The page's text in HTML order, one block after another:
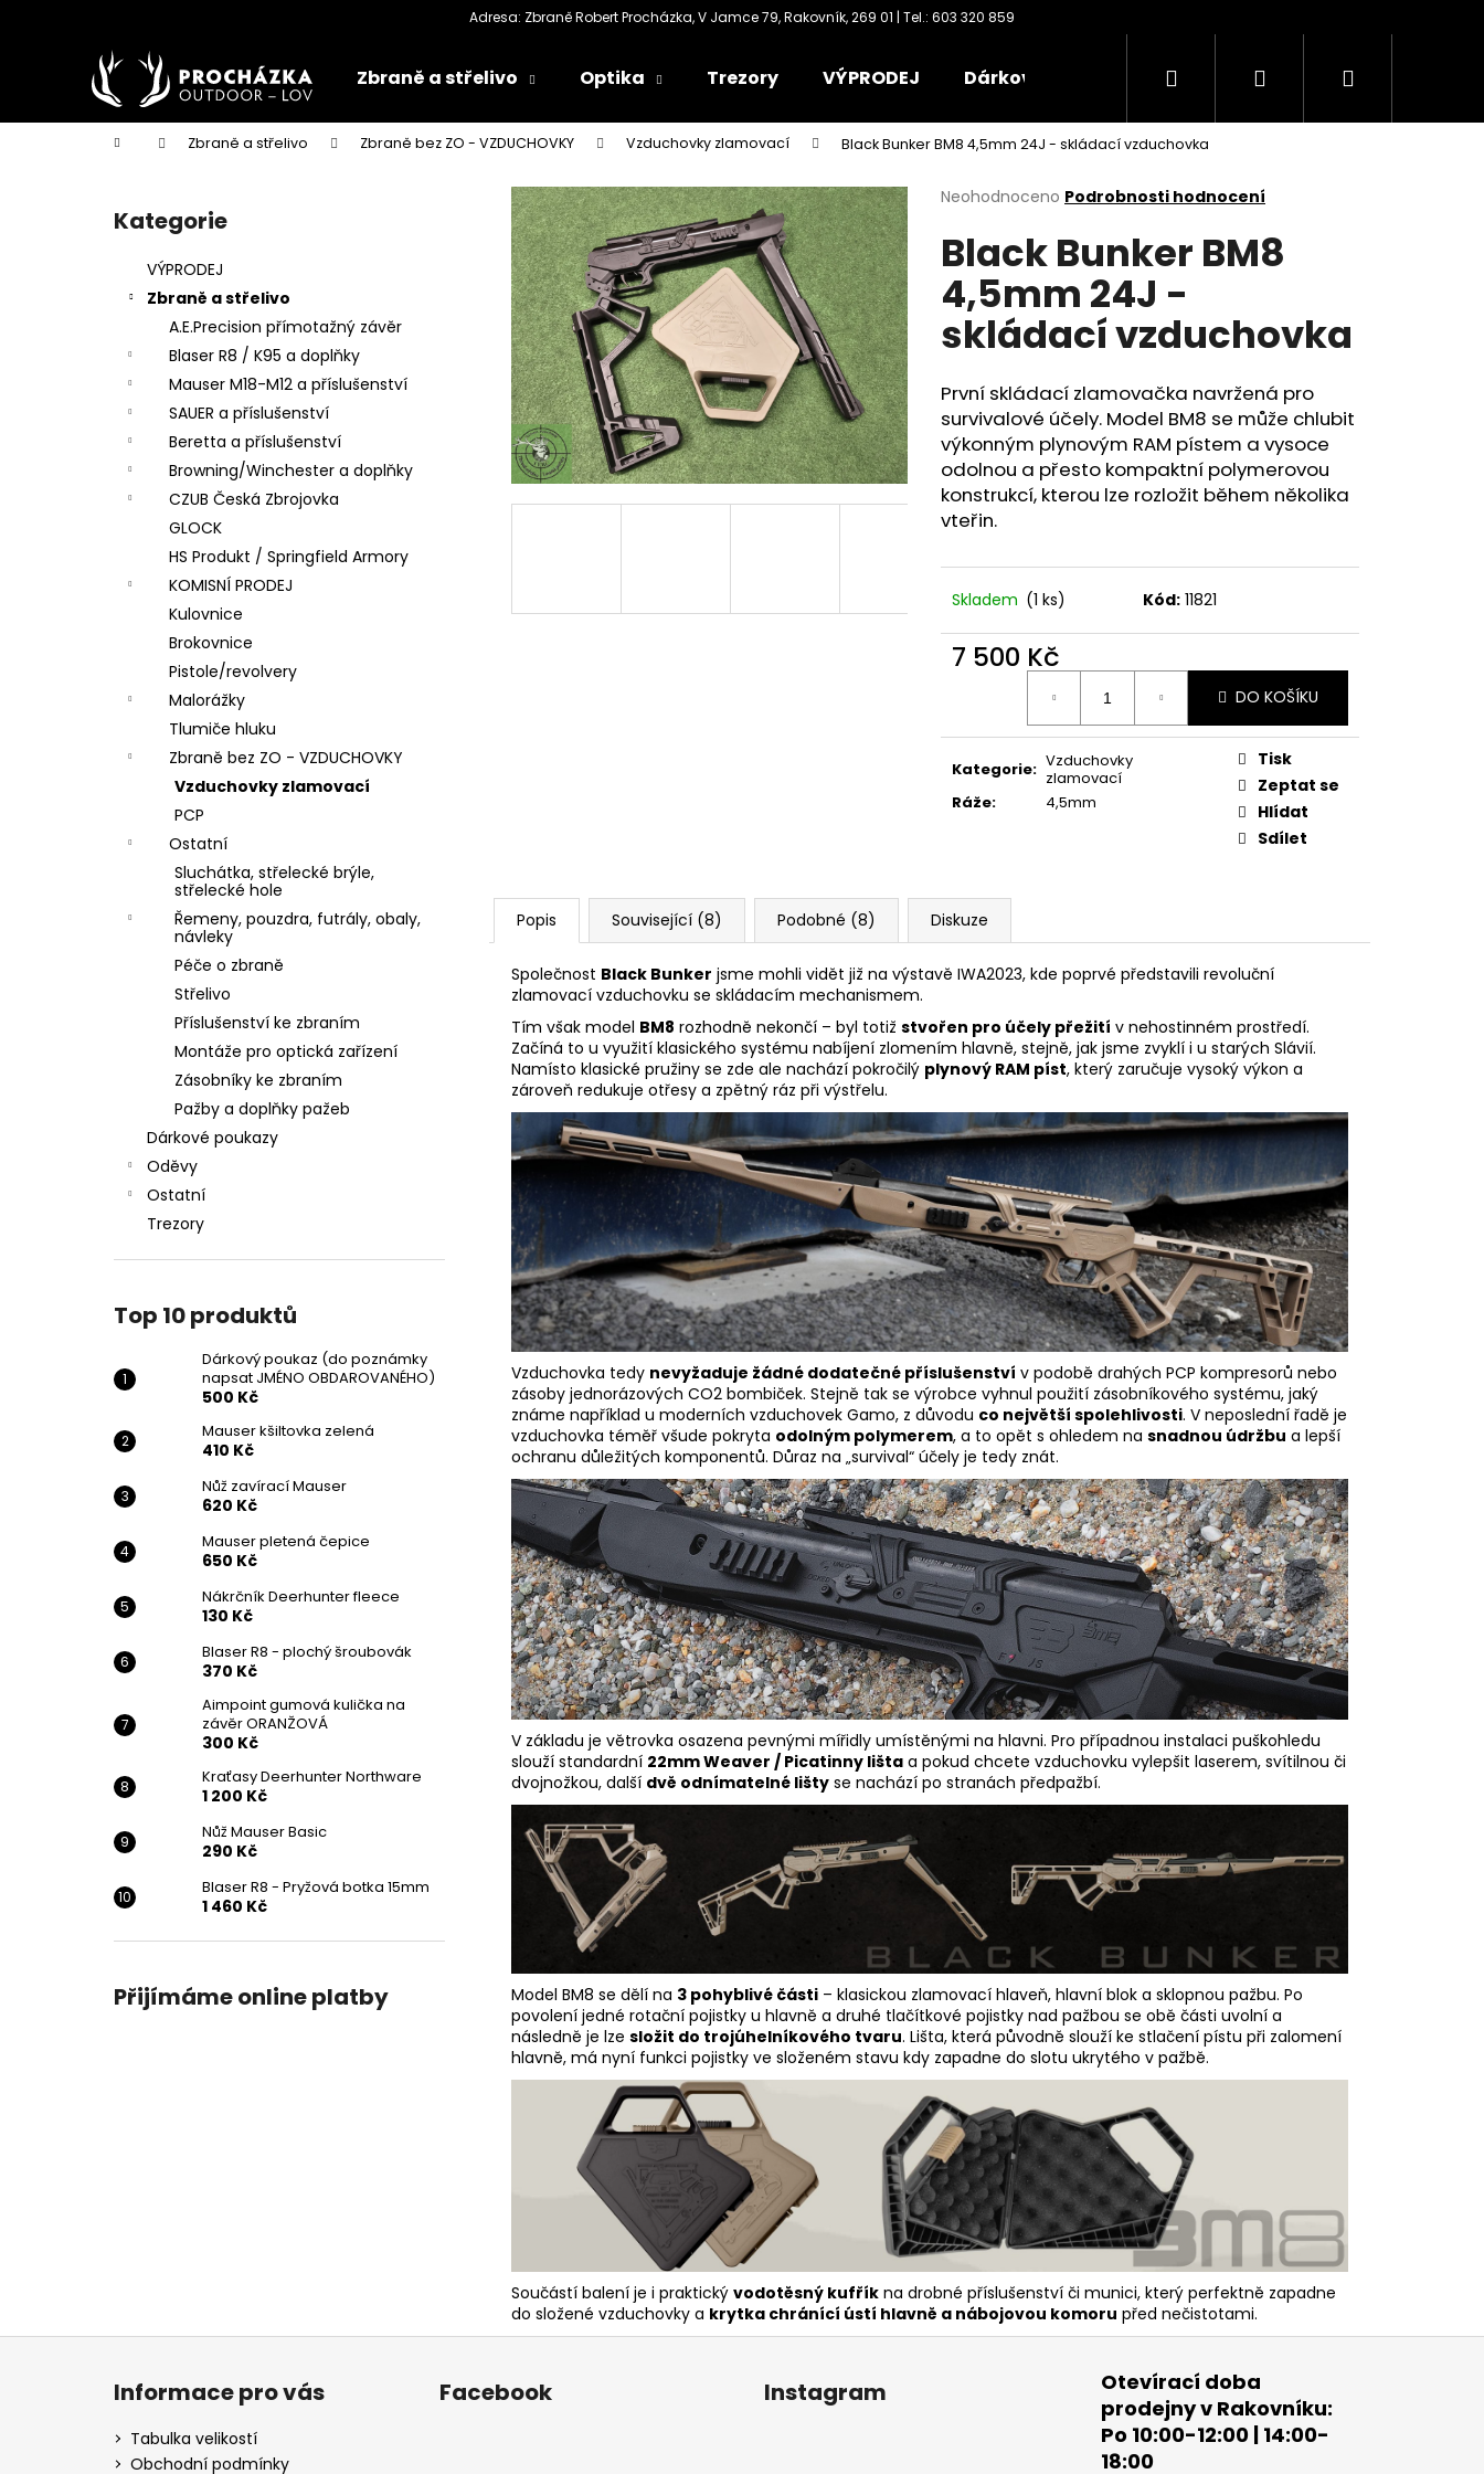
Zbraně a střelivo Optika Trezory VÝPRODEJ Dárkové poukazy Oděvy Kontakty
Hledat PřihlášeníNákupní
Domů Zbraně a střelivo Zbraně bez ZO - VZDUCHOVKY Vzduchovky zlamovací Black Bunker BM8 4,5mm 24J - skládací vzduchovka
Přeskočit
kategorie
Kategorie
VÝPRODEJ
Zbraně a střelivo
A.E.Precision přímotažný závěr
Blaser R8 / K95 a doplňky
Mauser M18-M12 a příslušenství
SAUER a příslušenství
Beretta a příslušenství
Browning/Winchester a doplňky
CZUB Česká Zbrojovka
GLOCK
HS Produkt / Springfield Armory
KOMISNÍ PRODEJ
Kulovnice
Brokovnice
Pistole/revolvery
Malorážky
Tlumiče hluku
Zbraně bez ZO - VZDUCHOVKY
Vzduchovky zlamovací
PCP
Ostatní
Sluchátka, střelecké brýle,
střelecké hole
Řemeny, pouzdra, futrály, obaly,
návleky
Péče o zbraně
Střelivo
Příslušenství ke zbraním
Montáže pro optická zařízení
Zásobníky ke zbraním
Pažby a doplňky pažeb
Dárkové poukazy
Oděvy
Ostatní
Trezory
Top 10 produktů
Dárkový poukaz (do poznámky
napsat JMÉNO OBDAROVANÉHO)
500 Kč
Mauser kšiltovka zelená
410 Kč
Nůž zavírací Mauser
620 Kč
Mauser pletená čepice
650 Kč
Nákrčník Deerhunter fleece
130 Kč
Blaser R8 - plochý šroubovák
370 Kč
Aimpoint gumová kulička na
závěr ORANŽOVÁ
300 Kč
Kraťasy Deerhunter Northware
1 200 Kč
Nůž Mauser Basic
290 Kč
Blaser R8 - Pryžová botka 15mm
1 460 Kč
Přijímáme online platby
Průměrné
produktu
je
0,0
z
5
hvězdiček.
Neohodnoceno Podrobnosti hodnocení
Black Bunker BM8
4,5mm 24J -
skládací vzduchovka
První skládací zlamovačka navržená pro
survivalové účely. Model BM8 se může chlubit
výkonným plynovým RAM pístem a vysoce
odolnou a přesto kompaktní polymerovou
konstrukcí, kterou lze rozložit během několika
vteřin.
Skladem (1 ks) Kód: 11821
7 500 Kč
DO KOŠÍKU
Kategorie: Vzduchovky
zlamovací
Ráže: 4,5mm
Tisk
Zeptat se
Hlídat
Sdílet
Popis Související (8) Podobné (8) Diskuze
Společnost Black Bunker jsme mohli vidět již na výstavě IWA2023, kde poprvé představili revoluční
zlamovací vzduchovku se skládacím mechanismem.
Tím však model BM8 rozhodně nekončí – byl totiž stvořen pro účely přežití v nehostinném prostředí.
Začíná to u využití klasického systému nabíjení zlomením hlavně, stejně, jak jsme zvyklí i u starých Slávií.
Namísto klasické pružiny se zde ale nachází pokročilý plynový RAM píst, který zaručuje vysoký výkon a
zároveň redukuje otřesy a zpětný ráz při výstřelu.
Vzduchovka tedy nevyžaduje žádné dodatečné příslušenství v podobě drahých PCP kompresorů nebo
zásoby jednorázových CO2 bombiček. Stejně tak se výrobce vyhnul použití zásobníkového systému, jaký
známe například u moderních vzduchovek Gamo, z důvodu co největší spolehlivosti. V neposlední řadě je
vzduchovka téměř všude pokryta odolným polymerem, a to opět s ohledem na snadnou údržbu a lepší
ochranu důležitých komponentů. Důraz na „survival“ účely je tedy znát.
V základu je větrovka osazena pevnými mířidly umístěnými na hlavni. Pro případnou instalaci puškohledu
slouží standardní 22mm Weaver / Picatinny lišta a pokud chcete vzduchovku vylepšit laserem, svítilnou či
dvojnožkou, další dvě odnímatelné lišty se nachází po stranách předpažbí.
Model BM8 se dělí na 3 pohyblivé části – klasickou zlamovací hlaveň, hlavní blok a sklopnou pažbu. Po
povolení jedné rotační pojistky u hlavně a druhé tlačítkové pojistky nad pažbou se obě části uvolní a
následně je lze složit do trojúhelníkového tvaru. Lišta, která původně slouží ke stlačení pístu při zalomení
hlavně, má nyní funkci pojistky ve složeném stavu kdy zapadne do slotu ukrytého v pažbě.
Součástí balení je i praktický vodotěsný kufřík na drobné příslušenství či munici, který perfektně zapadne
do složené vzduchovky a krytka chránící ústí hlavně a nábojovou komoru před nečistotami.
k
Zpět
obchodu
Zpět
obchodu
Co potřebujete najít?
HLEDAT
Doporučujeme
Následující
DÁRKOVÝ POUKAZ (DO POZNÁMKY
NAPSAT JMÉNO OBDAROVANÉHO)
500 Kč
MAUSER KŠILTOVKA ZELENÁ
NŮŽ ZAVÍRACÍ MAUSER
Z
Informace pro vás
Tabulka velikostí
Obchodní podmínky
Facebook Instagram
Otevírací doba
prodejny v Rakovníku:
Po 10:00-12:00 | 14:00-
18:00